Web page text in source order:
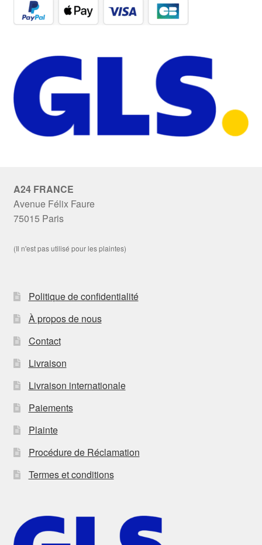
A24 FRANCE
Avenue Félix Faure
75015 Paris
(Il n'est pas utilisé pour les plaintes)
Politique de confidentialité
À propos de nous
Contact
Livraison
Livraison internationale
Paiements
Plainte
Procédure de Réclamation
Termes et conditions